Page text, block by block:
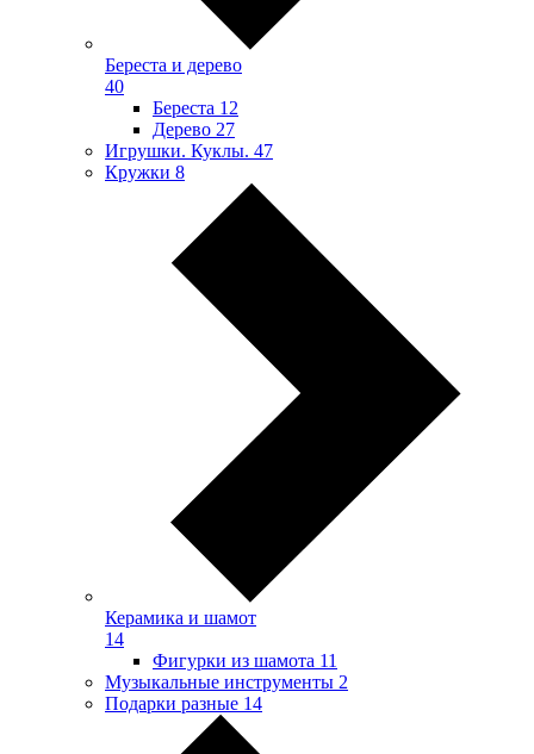
Береста и дерево
40
Береста 12
Дерево 27
Игрушки. Куклы. 47
Кружки 8
Керамика и шамот
14
Фигурки из шамота 11
Музыкальные инструменты 2
Подарки разные 14